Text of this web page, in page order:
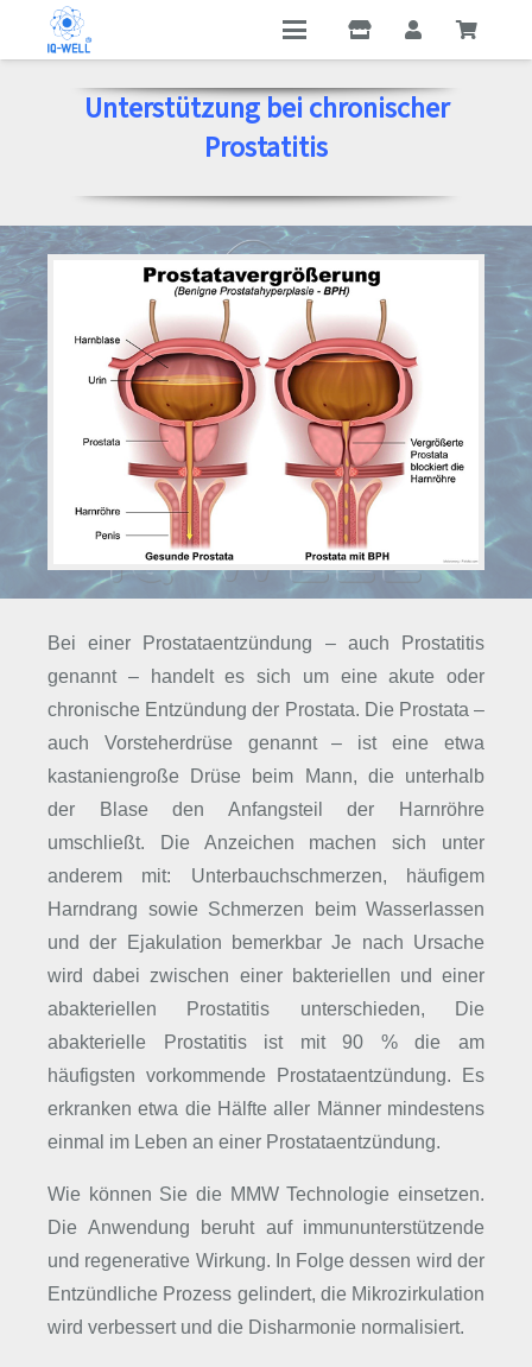
Unterstützung bei chronischer
Prostatitis
Bei einer Prostataentzündung – auch Prostatitis
genannt – handelt es sich um eine akute oder
chronische Entzündung der Prostata. Die Prostata –
auch Vorsteherdrüse genannt – ist eine etwa
kastaniengroße Drüse beim Mann, die unterhalb
der Blase den Anfangsteil der Harnröhre
umschließt. Die Anzeichen machen sich unter
anderem mit: Unterbauchschmerzen, häufigem
Harndrang sowie Schmerzen beim Wasserlassen
und der Ejakulation bemerkbar Je nach Ursache
wird dabei zwischen einer bakteriellen und einer
abakteriellen Prostatitis unterschieden, Die
abakterielle Prostatitis ist mit 90 % die am
häufigsten vorkommende Prostataentzündung. Es
erkranken etwa die Hälfte aller Männer mindestens
einmal im Leben an einer Prostataentzündung.
Wie können Sie die MMW Technologie einsetzen.
Die Anwendung beruht auf immununterstützende
und regenerative Wirkung. In Folge dessen wird der
Entzündliche Prozess gelindert, die Mikrozirkulation
wird verbessert und die Disharmonie normalisiert.